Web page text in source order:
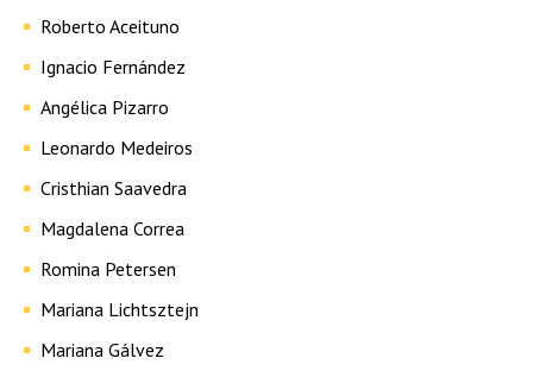
Roberto Aceituno
Ignacio Fernández
Angélica Pizarro
Leonardo Medeiros
Cristhian Saavedra
Magdalena Correa
Romina Petersen
Mariana Lichtsztejn
Mariana Gálvez